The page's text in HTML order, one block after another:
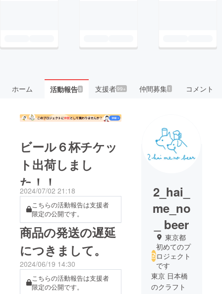
ホーム 活動報告3 支援者99+ 仲間募集 1 コメント
ビール６杯チケッ
ト出荷しまし
た！！
2024/07/02 21:18
こちらの活動報告は支援者
限定の公開です。
商品の発送の遅延
につきまして。
2024/06/19 14:30
こちらの活動報告は支援者
限定の公開です。
2_hai_
me_no
_ beer
東京都
初めてのプ
ロジェクト
です
東京 日本橋
のクラフト